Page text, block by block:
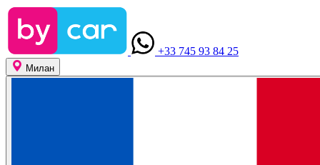
+33 745 93 84 25
Милан